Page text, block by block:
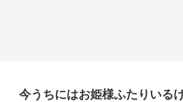
今うちにはお姫様ふたりいる